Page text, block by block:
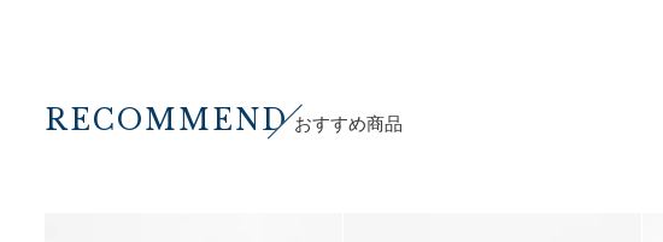
RECOMMEND おすすめ商品